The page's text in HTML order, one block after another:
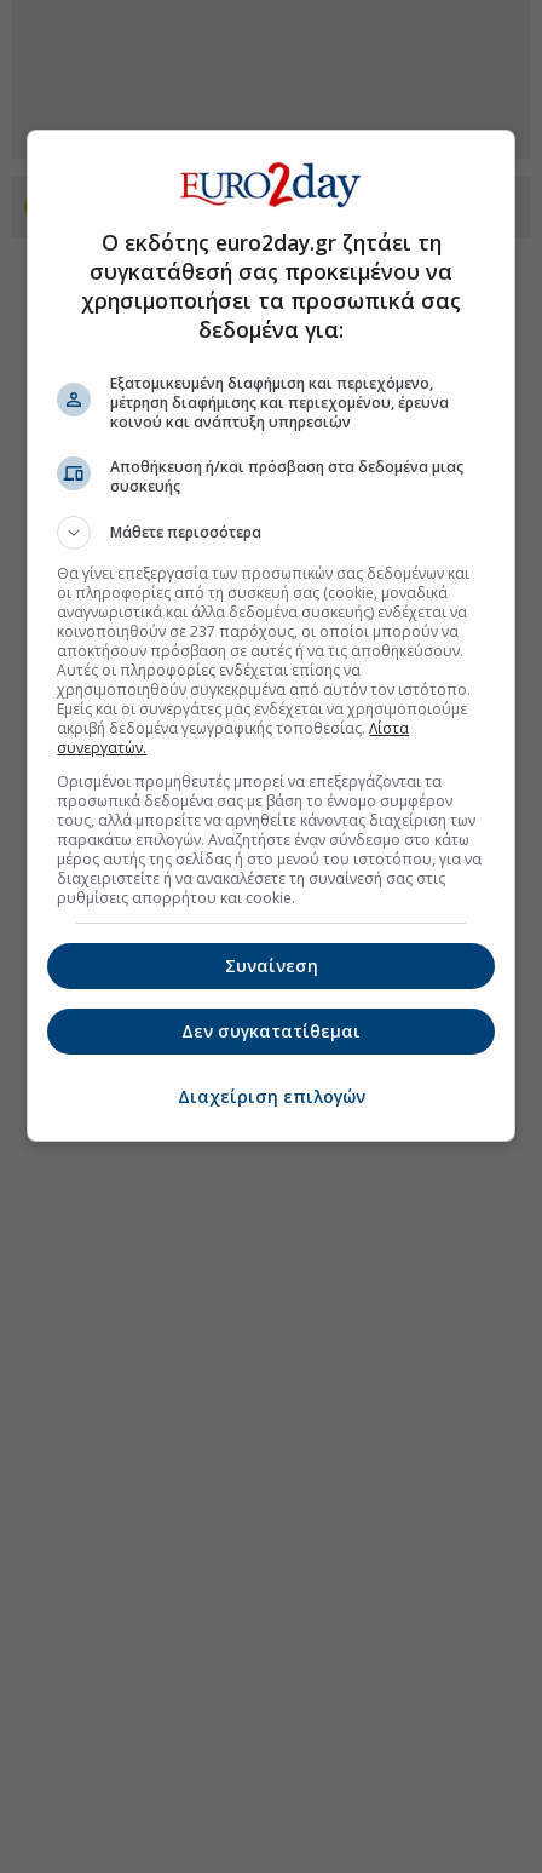
Προσθέστε το euro2day.gr στο Discover
Ο εκδότης euro2day.gr ζητάει τη
συγκατάθεσή σας προκειμένου να
χρησιμοποιήσει τα προσωπικά σας
δεδομένα για:
Εξατομικευμένη διαφήμιση και περιεχόμενο,
μέτρηση διαφήμισης και περιεχομένου, έρευνα
κοινού και ανάπτυξη υπηρεσιών
Αποθήκευση ή/και πρόσβαση στα δεδομένα μιας
συσκευής
Μάθετε περισσότερα
Θα γίνει επεξεργασία των προσωπικών σας δεδομένων και
οι πληροφορίες από τη συσκευή σας (cookie, μοναδικά
αναγνωριστικά και άλλα δεδομένα συσκευής) ενδέχεται να
κοινοποιηθούν σε 237 παρόχους, οι οποίοι μπορούν να
αποκτήσουν πρόσβαση σε αυτές ή να τις αποθηκεύσουν.
Αυτές οι πληροφορίες ενδέχεται επίσης να
χρησιμοποιηθούν συγκεκριμένα από αυτόν τον ιστότοπο.
Εμείς και οι συνεργάτες μας ενδέχεται να χρησιμοποιούμε
ακριβή δεδομένα γεωγραφικής τοποθεσίας.Λίστα
συνεργατών.
Ορισμένοι προμηθευτές μπορεί να επεξεργάζονται τα
προσωπικά δεδομένα σας με βάση το έννομο συμφέρον
τους, αλλά μπορείτε να αρνηθείτε κάνοντας διαχείριση των
παρακάτω επιλογών. Αναζητήστε έναν σύνδεσμο στο κάτω
μέρος αυτής της σελίδας ή στο μενού του ιστοτόπου, για να
διαχειριστείτε ή να ανακαλέσετε τη συναίνεσή σας στις
ρυθμίσεις απορρήτου και cookie.
Συναίνεση
Δεν συγκατατίθεμαι
Διαχείριση επιλογών